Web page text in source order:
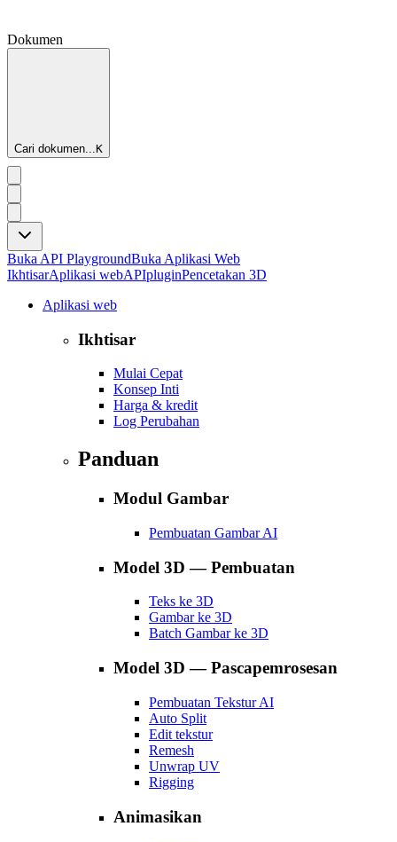
Dokumen
Cari dokumen...K
Buka API PlaygroundBuka Aplikasi Web
IkhtisarAplikasi webAPIpluginPencetakan 3D
Aplikasi web
Ikhtisar
Mulai Cepat
Konsep Inti
Harga & kredit
Log Perubahan
Panduan
Modul Gambar
Pembuatan Gambar AI
Model 3D — Pembuatan
Teks ke 3D
Gambar ke 3D
Batch Gambar ke 3D
Model 3D — Pascapemrosesan
Pembuatan Tekstur AI
Auto Split
Edit tekstur
Remesh
Unwrap UV
Rigging
Animasikan